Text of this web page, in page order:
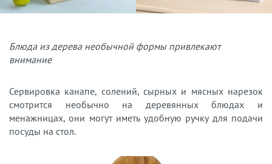
Блюда из дерева необычной формы привлекают
внимание
Сервировка канапе, солений, сырных и мясных нарезок
смотрится необычно на деревянных блюдах и
менажницах, они могут иметь удобную ручку для подачи
посуды на стол.